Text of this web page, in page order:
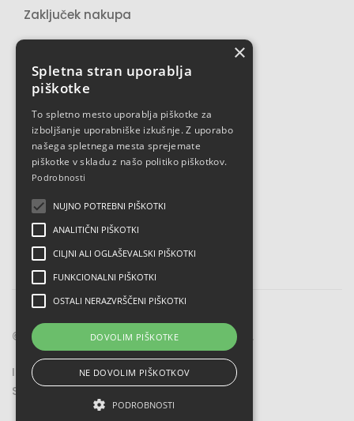
Urban on 17/04/2023
Hvala za svetovanje preko telefona 🙂
Z možem redno hodiva v gore in sva se
navadila, da se obvezno namaževa
pred in po hribolazenju. Camelia gel je
fantastično mazilo! Noge grejo kar
same.
Lili on 18/04/2023
Zaključek nakupa
GEA
ARNIKA
DIVJI KOSTANJ
ALOE VERA
Facebook
Instagram
© 2023 | CAMELIA | VSE PRAVICE PRIDRŽANE.
IZDELAVA SPLETNE TRGOVINE:
SALY BEAR STUDIO
×
Spletna stran uporablja
piškotke
To spletno mesto uporablja piškotke za
izboljšanje uporabniške izkušnje. Z uporabo
našega spletnega mesta sprejemate
piškotke v skladu z našo politiko piškotkov.
Podrobnosti
NUJNO POTREBNI PIŠKOTKI
ANALITIČNI PIŠKOTKI
CILJNI ALI OGLAŠEVALSKI PIŠKOTKI
FUNKCIONALNI PIŠKOTKI
OSTALI NERAZVRŠČENI PIŠKOTKI
DOVOLIM PIŠKOTKE
NE DOVOLIM PIŠKOTKOV
PODROBNOSTI